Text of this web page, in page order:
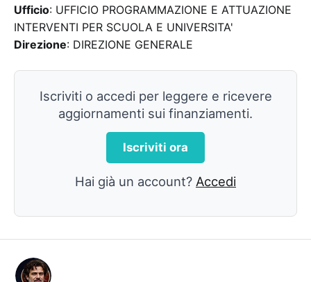
Ufficio: UFFICIO PROGRAMMAZIONE E ATTUAZIONE
INTERVENTI PER SCUOLA E UNIVERSITA'
Direzione: DIREZIONE GENERALE
Iscriviti o accedi per leggere e ricevere
aggiornamenti sui finanziamenti.
Iscriviti ora
Hai già un account? Accedi